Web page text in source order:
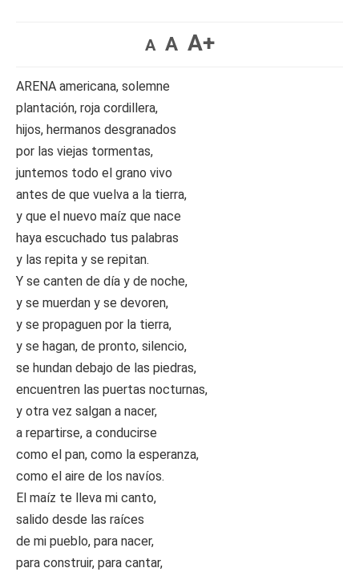
A A A+
ARENA americana, solemne
plantación, roja cordillera,
hijos, hermanos desgranados
por las viejas tormentas,
juntemos todo el grano vivo
antes de que vuelva a la tierra,
y que el nuevo maíz que nace
haya escuchado tus palabras
y las repita y se repitan.
Y se canten de día y de noche,
y se muerdan y se devoren,
y se propaguen por la tierra,
y se hagan, de pronto, silencio,
se hundan debajo de las piedras,
encuentren las puertas nocturnas,
y otra vez salgan a nacer,
a repartirse, a conducirse
como el pan, como la esperanza,
como el aire de los navíos.
El maíz te lleva mi canto,
salido desde las raíces
de mi pueblo, para nacer,
para construir, para cantar,